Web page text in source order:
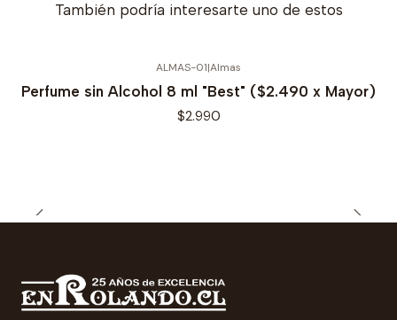
También podría interesarte uno de estos
ALMAS-01|Almas
Perfume sin Alcohol 8 ml "Best" ($2.490 x Mayor)
$2.990